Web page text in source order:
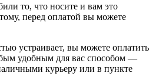
то, что носите и вам это
перед оплатой вы можете
устраивает, вы можете оплатить
удобным для вас способом —
курьеру или в пункте